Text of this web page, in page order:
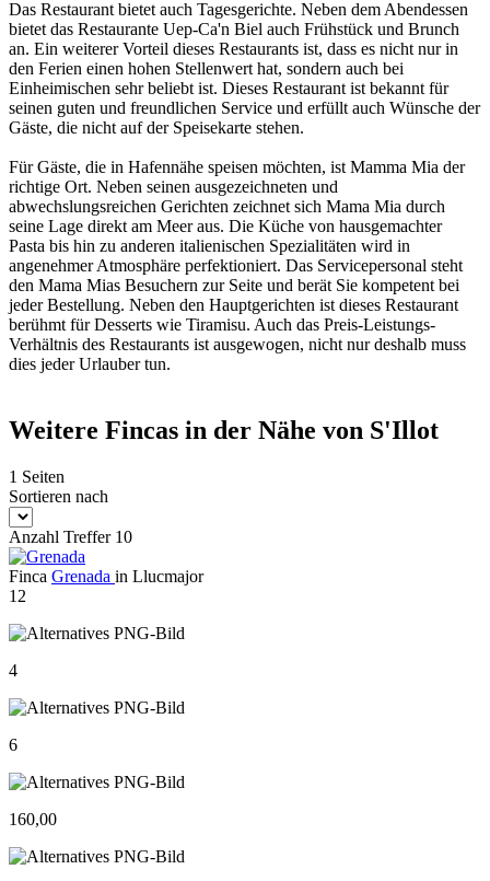
Das Restaurant bietet auch Tagesgerichte. Neben dem Abendessen
bietet das Restaurante Uep-Ca'n Biel auch Frühstück und Brunch
an. Ein weiterer Vorteil dieses Restaurants ist, dass es nicht nur in
den Ferien einen hohen Stellenwert hat, sondern auch bei
Einheimischen sehr beliebt ist. Dieses Restaurant ist bekannt für
seinen guten und freundlichen Service und erfüllt auch Wünsche der
Gäste, die nicht auf der Speisekarte stehen.
Für Gäste, die in Hafennähe speisen möchten, ist Mamma Mia der
richtige Ort. Neben seinen ausgezeichneten und
abwechslungsreichen Gerichten zeichnet sich Mama Mia durch
seine Lage direkt am Meer aus. Die Küche von hausgemachter
Pasta bis hin zu anderen italienischen Spezialitäten wird in
angenehmer Atmosphäre perfektioniert. Das Servicepersonal steht
den Mama Mias Besuchern zur Seite und berät Sie kompetent bei
jeder Bestellung. Neben den Hauptgerichten ist dieses Restaurant
berühmt für Desserts wie Tiramisu. Auch das Preis-Leistungs-
Verhältnis des Restaurants ist ausgewogen, nicht nur deshalb muss
dies jeder Urlauber tun.
Weitere Fincas in der Nähe von S'Illot
1 Seiten
Sortieren nach
Anzahl Treffer 10
Finca Grenada in Llucmajor
12
4
6
160,00